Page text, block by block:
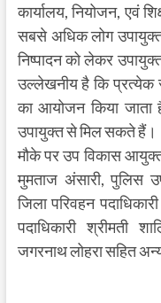
कार्यालय, नियोजन, एवं
सबसे अधिक लोग
निष्पादन को लेकर
उल्लेखनीय है कि प्रत्येक
का आयोजन किया
उपायुक्त से मिल सकते हैं।
मौके पर उप विकास आयुक्त
मुमताज अंसारी, पुलिस
जिला परिवहन
पदाधिकारी श्रीमती
जगरनाथ लोहरा सहित